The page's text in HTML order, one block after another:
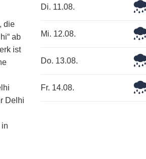
die
ab
ist
Delhi
Di. 11.08.
Mi. 12.08.
Do. 13.08.
Fr. 14.08.